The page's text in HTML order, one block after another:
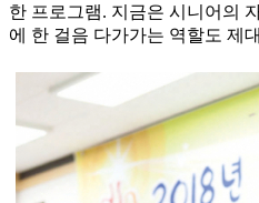
한 프로그램. 지금은 시니어의
에 한 걸음 다가가는 역할도 제